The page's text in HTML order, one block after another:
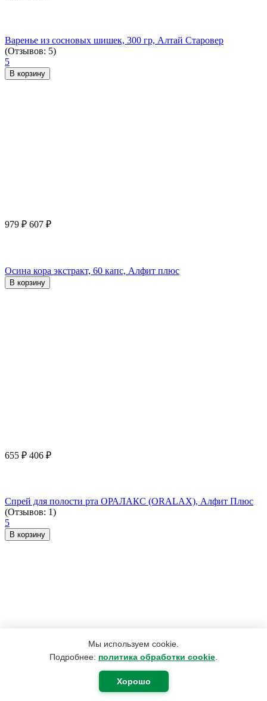
Мы используем cookie.
Подробнее: политика обработки cookie
Хорошо
Варенье из сосновых шишек, 300 гр, Алтай Старовер
(Отзывов: 5)
5
В корзину
979 ₽ 607 ₽
Осина кора экстракт, 60 капс, Алфит плюс
В корзину
655 ₽ 406 ₽
Спрей для полости рта ОРАЛАКС (ORALAX), Алфит Плюс
(Отзывов: 1)
5
В корзину